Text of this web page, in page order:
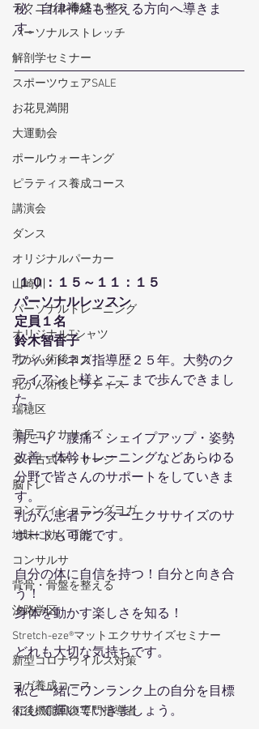
テクニカル養成コース
パーソナルストレッチ
解剖学セミナー
スポーツウェアSALE
お花見満開
大運動会
ポールウォーキング
ピラティス養成コース
講演会
ダンス
オリジナルパーカー
山崎川
パーソナルトレーニング
オリジナルTシャツ
乳がん術後ヨガ
乳がん術後ピラティス
瑞穂区
美尻エクササイズ
タイ古式マッサージ
脳トレ
コンディショニングヨガ
地味に効くヨガ
コンサルサ
背骨・骨盤を整える
汐路学区
Stretch-eze®マットエクササイズセミナー
新型コロナウイルス対策
ヨガ養成コース
術後機能回復専門指導者
秘、自律神経も整える方向へ導きま
す。
１０：１５～１１：１５
パーソナルレッスン
定員１名
鈴木智香子
フィットネス指導歴２５年。大勢のク
ライアント様とここまで歩んできまし
た。
肩こり・腰痛・シェイプアップ・姿勢
改善・体幹トレーニングなどあらゆる
分野で皆さんのサポートをしていきま
す。
乳がん患者アフターエクササイズのサ
ポートも可能です。
自分の体に自信を持つ！自分と向き合
う！
身体を動かす楽しさを知る！
どれも大切な気持ちです。
私と一緒にワンランク上の自分を目標
にして輝いていきましょう。